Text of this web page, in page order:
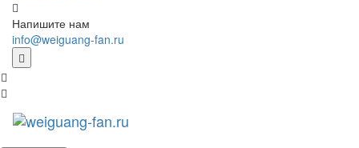
Напишите нам
info@weiguang-fan.ru